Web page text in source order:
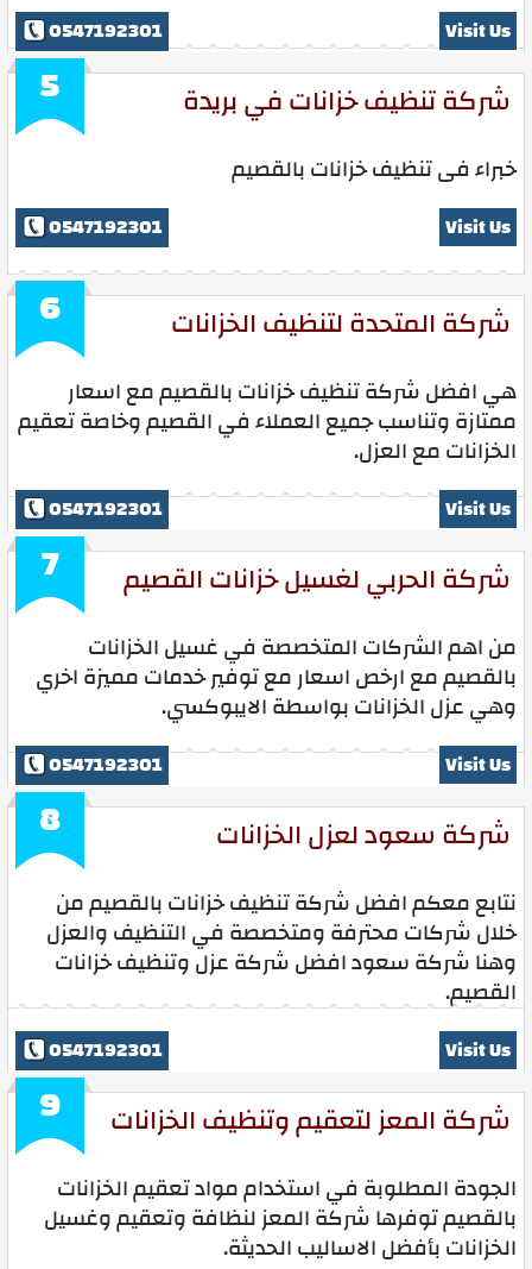
0547192301 Visit Us
5 شركة تنظيف خزانات في بريدة
خبراء فى تنظيف خزانات بالقصيم
0547192301 Visit Us
6 شركة المتحدة لتنظيف الخزانات
هي افضل شركة تنظيف خزانات بالقصيم مع اسعار
ممتازة وتناسب جميع العملاء في القصيم وخاصة تعقيم
الخزانات مع العزل.
0547192301 Visit Us
7 شركة الحربي لغسيل خزانات القصيم
من اهم الشركات المتخصصة في غسيل الخزانات
بالقصيم مع ارخص اسعار مع توفير خدمات مميزة اخري
وهي عزل الخزانات بواسطة الايبوكسي.
0547192301 Visit Us
8 شركة سعود لعزل الخزانات
نتابع معكم افضل شركة تنظيف خزانات بالقصيم من
خلال شركات محترفة ومتخصصة في التنظيف والعزل
وهنا شركة سعود افضل شركة عزل وتنظيف خزانات
القصيم.
0547192301 Visit Us
9 شركة المعز لتعقيم وتنظيف الخزانات
الجودة المطلوبة في استخدام مواد تعقيم الخزانات
بالقصيم توفرها شركة المعز لنظافة وتعقيم وغسيل
الخزانات بأفضل الاساليب الحديثة.